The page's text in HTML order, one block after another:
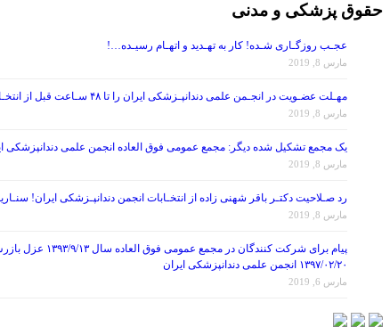
حقوق پزشکی و مدنی
عجـب روزگـاری شـده! کار به تهـدید و اتهـام رسیـده…!
مارس 8, 2019
مهـلت عضـویت در انجـمن علمی دندانپـزشکی ایران را تا ۴۸ سـاعت قبل از انتخـابات تمـدید کنید!
مارس 8, 2019
یک مجمع تشکیل شده دیگر: مجمع عمومی فوق العاده انجمن علمی دندانپزشکی ایران در تاریخ ۱۳۹۷/۰۷/۲۶ ، با موضوع اصلاح برخی از مواد
مارس 8, 2019
رد صـلاحیت دکتـر باقر شهنی زاده از انتخـابات انجمن دندانپـزشکی ایران!
مارس 8, 2019
۱۳۹۷/۰۲/۲۰ انجمن علمی دندانپزشکی ایران
مارس 6, 2019